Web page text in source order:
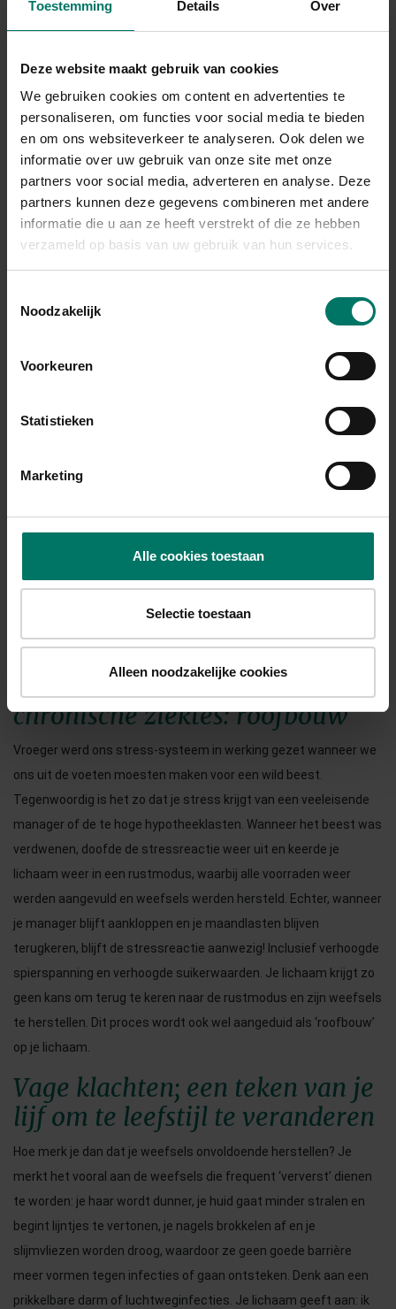
Toestemming Details Over
Deze website maakt gebruik van cookies
We gebruiken cookies om content en advertenties te
personaliseren, om functies voor social media te bieden
en om ons websiteverkeer te analyseren. Ook delen we
informatie over uw gebruik van onze site met onze
partners voor social media, adverteren en analyse. Deze
partners kunnen deze gegevens combineren met andere
informatie die u aan ze heeft verstrekt of die ze hebben
verzameld op basis van uw gebruik van hun services.
Noodzakelijk
Voorkeuren
Statistieken
Marketing
Alle cookies toestaan
Selectie toestaan
Alleen noodzakelijke cookies
spanningsklachten.
bezwijken onder de druk, zet ons lichaam het stress-systeem in
werking. Het heeft een onmisbare functie. Het stresshormoon
cortisol maakt extra suiker vrij in onze bloedbaan, zodat we de
benodigde inspanning kunnen leveren. Je spieren, inclusief de
wanden van je bloedvaten, spannen aan onder invloed van
effectieve circulatie van zuurstof en brandstof. Heb je een
gezonde leefstijl en ervaar je minder stress? Dan zul je zien dat je
ook minder tot geen last hebt van lichamelijke ongemakken als
Lees dan het artikel ‘
Stress loslaten, hoe kom je weer in contact
Onderliggende oorzaak van
chronische ziektes: roofbouw
Vroeger werd ons stress-systeem in werking gezet wanneer we
ons uit de voeten moesten maken voor een wild beest.
Tegenwoordig is het zo dat je stress krijgt van een veeleisende
manager of de te hoge hypotheeklasten. Wanneer het beest was
verdwenen, doofde de stressreactie weer uit en keerde je
lichaam weer in een rustmodus, waarbij alle voorraden weer
werden aangevuld en weefsels werden hersteld. Echter, wanneer
je manager blijft aankloppen en je maandlasten blijven
terugkeren, blijft de stressreactie aanwezig! Inclusief verhoogde
spierspanning en verhoogde suikerwaarden. Je lichaam krijgt zo
geen kans om terug te keren naar de rustmodus en zijn weefsels
te herstellen. Dit proces wordt ook wel aangeduid als ‘roofbouw’
op je lichaam.
Vage klachten; een teken van je
lijf om te leefstijl te veranderen
Hoe merk je dan dat je weefsels onvoldoende herstellen? Je
merkt het vooral aan de weefsels die frequent ‘ververst’ dienen
te worden: je haar wordt dunner, je huid gaat minder stralen en
begint lijntjes te vertonen, je nagels brokkelen af en je
slijmvliezen worden droog, waardoor ze geen goede barrière
meer vormen tegen infecties of gaan ontsteken. Denk aan een
prikkelbare darm of luchtweginfecties. Je lichaam geeft aan: ik